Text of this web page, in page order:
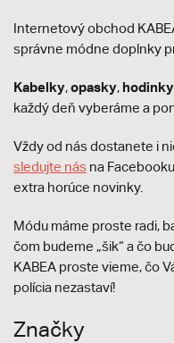
Internetový obchod
správne módne doplnky
Kabelky,opasky, hodinky
každý deň vyberáme a
Vždy od nás dostanete i
sledujte nás na
extra horúce novinky.
Módu máme proste radi,
čom budeme „šik“ a čo
KABEA proste vieme, čo
polícia nezastaví!
Značky